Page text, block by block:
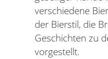
verschiedene
der Bierstil, die
Geschichten zu
vorgestellt.